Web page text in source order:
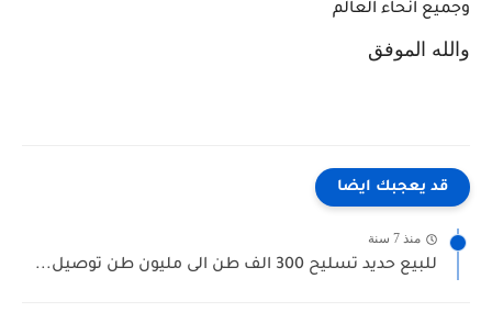
وجميع انحاء العالم
والله الموفق
قد يعجبك ايضا
منذ 7 سنة
للبيع حديد تسليح 300 الف طن الى مليون طن توصيل...